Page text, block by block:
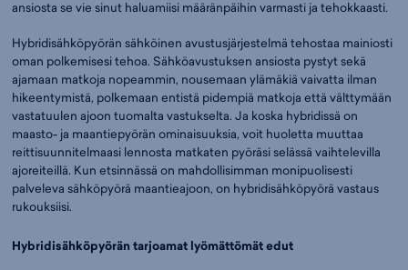
ansiosta se vie sinut haluamiisi määränpäihin varmasti ja tehokkaasti.
Hybridisähköpyörän sähköinen avustusjärjestelmä tehostaa mainiosti
oman polkemisesi tehoa. Sähköavustuksen ansiosta pystyt sekä
ajamaan matkoja nopeammin, nousemaan ylämäkiä vaivatta ilman
hikeentymistä, polkemaan entistä pidempiä matkoja että välttymään
vastatuulen ajoon tuomalta vastukselta. Ja koska hybridissä on
maasto- ja maantiepyörän ominaisuuksia, voit huoletta muuttaa
reittisuunnitelmaasi lennosta matkaten pyöräsi selässä vaihtelevilla
ajoreiteillä. Kun etsinnässä on mahdollisimman monipuolisesti
palveleva sähköpyörä maantieajoon, on hybridisähköpyörä vastaus
rukouksiisi.
Hybridisähköpyörän tarjoamat lyömättömät edut